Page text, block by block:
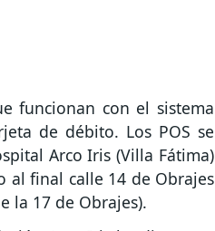
funcionan con el sistema
de débito. Los POS se
Arco Iris (Villa Fátima)
al final calle 14 de Obrajes
la 17 de Obrajes).